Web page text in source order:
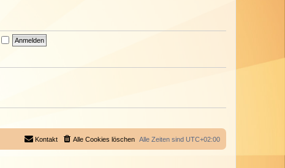
Alle Zeiten sind UTC+02:00
Alle Cookies löschen
Kontakt